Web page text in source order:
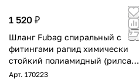
1 520 ₽
Шланг Fubag спиральный с
фитингами рапид химически
стойкий полиамидный (рилсан)
Арт. 170223